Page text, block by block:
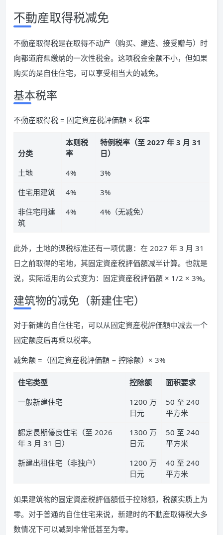
不動産取得税减免
不動産取得税是在取得不动产（购买、建造、接受赠与）时
向都道府県缴纳的一次性税金。这项税金金额不小，但如果
购买的是自住住宅，可以享受相当大的减免。
基本税率
不動産取得税 = 固定資産税評価額 × 税率
分类
本则税
率
特例税率（至 2027 年 3 月 31
日）
土地
4%
3%
住宅用建筑
4%
3%
非住宅用建
筑
4% 4%（无减免）
此外，土地的课税标准还有一项优惠：在 2027 年 3 月 31
日之前取得的宅地，其固定資産税評価額减半计算。也就是
说，实际适用的公式变为：固定資産税評価額 × 1/2 × 3%。
建筑物的减免（新建住宅）
对于新建的自住住宅，可以从固定資産税評価額中减去一个
固定额度后再乘以税率。
减免额 =（固定資産税評価額 − 控除额）× 3%
住宅类型 控除额
面积要求
一般新建住宅
1200 万
日元
50 至 240
平方米
認定長期優良住宅（至 2026
年 3 月 31 日）
1300 万
日元
50 至 240
平方米
新建出租住宅（非独户）
1200 万
日元
40 至 240
平方米
如果建筑物的固定資産税評価額低于控除额，税额实质上为
零。对于普通的自住住宅来说，新建时的不動産取得税大多
数情况下可以减到非常低甚至为零。